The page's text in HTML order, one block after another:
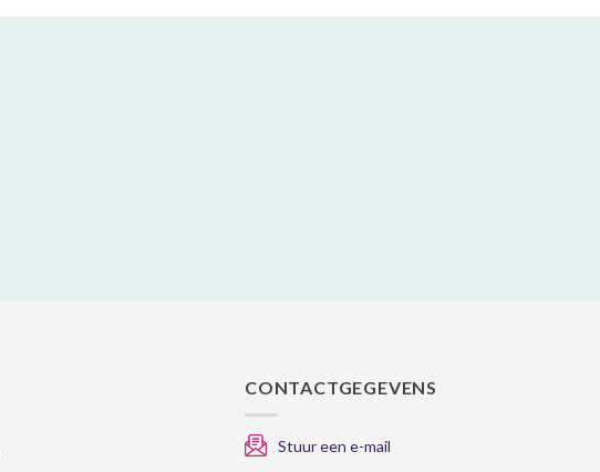
Deze
Deze
CONTACTGEGEVENS
Stuur een e-mail